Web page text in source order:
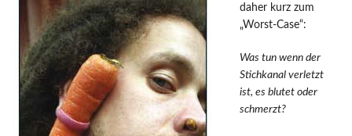
daher kurz zum
„Worst-Case“:
Was tun wenn der
Stichkanal verletzt
ist, es blutet oder
schmerzt?